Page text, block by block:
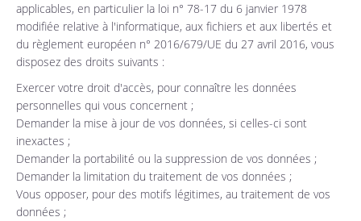
applicables, en particulier la loi n° 78-17 du 6 janvier 1978
modifiée relative à l'informatique, aux fichiers et aux libertés et
du règlement européen n° 2016/679/UE du 27 avril 2016, vous
disposez des droits suivants :
Exercer votre droit d'accès, pour connaître les données
personnelles qui vous concernent ;
Demander la mise à jour de vos données, si celles-ci sont
inexactes ;
Demander la portabilité ou la suppression de vos données ;
Demander la limitation du traitement de vos données ;
Vous opposer, pour des motifs légitimes, au traitement de vos
données ;